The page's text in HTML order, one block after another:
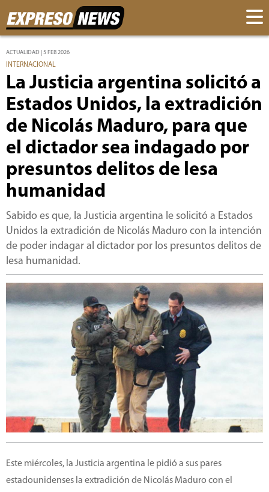
ACTUALIDAD | 5 FEB 2026
INTERNACIONAL
La Justicia argentina solicitó a
Estados Unidos, la extradición
de Nicolás Maduro, para que
el dictador sea indagado por
presuntos delitos de lesa
humanidad
Sabido es que, la Justicia argentina le solicitó a Estados
Unidos la extradición de Nicolás Maduro con la intención
de poder indagar al dictador por los presuntos delitos de
lesa humanidad.
Este miércoles, la Justicia argentina le pidió a sus pares
estadounidenses la extradición de Nicolás Maduro con el